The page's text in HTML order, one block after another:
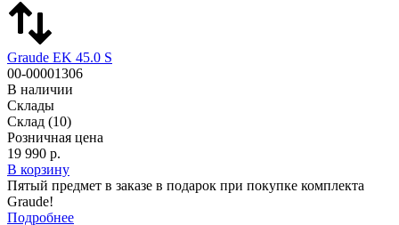
Graude EK 45.0 S
00-00001306
В наличии
Склады
Склад (10)
Розничная цена
19 990 р.
В корзину
Пятый предмет в заказе в подарок при покупке комплекта
Graude!
Подробнее